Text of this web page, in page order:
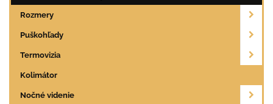
Rozmery
Puškohľady
Termovizia
Kolimátor
Nočné videnie